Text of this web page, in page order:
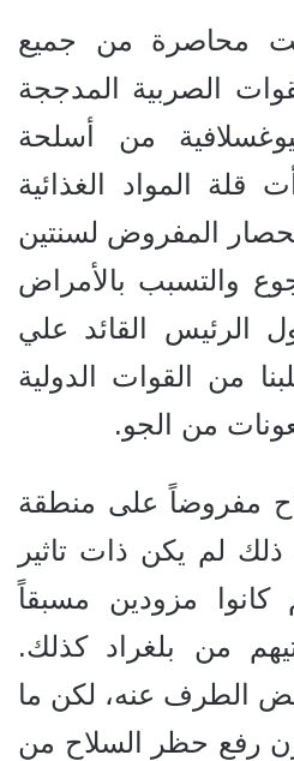
محاصرة من جميع
الصربية المدججة
من أسلحة
قلة المواد الغذائية
المفروض لسنتين
والتسبب بالأمراض
الرئيس القائد علي
من القوات الدولية
من الجو.
مفروضاً على منطقة
ذلك لم يكن ذات تاثير
مزودين مسبقاً
من بلغراد كذلك.
الطرف عنه، لكن ما
رفع حظر السلاح من